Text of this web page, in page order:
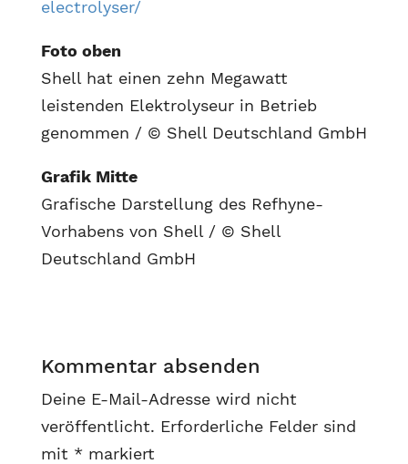
electrolyser/
Foto oben
Shell hat einen zehn Megawatt
leistenden Elektrolyseur in Betrieb
genommen / © Shell Deutschland GmbH
Grafik Mitte
Grafische Darstellung des Refhyne-
Vorhabens von Shell / © Shell
Deutschland GmbH
Kommentar absenden
Deine E-Mail-Adresse wird nicht
veröffentlicht. Erforderliche Felder sind
mit * markiert